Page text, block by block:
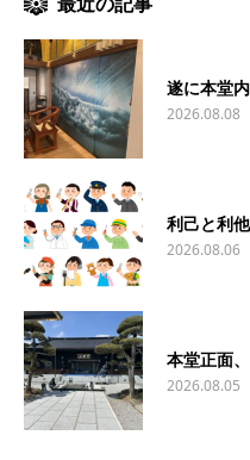
遂に本堂
2026.08.08
利己と利他
2026.08.06
本堂正面
2026.08.05